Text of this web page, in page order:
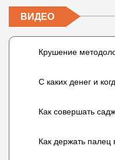
ВИДЕО
Крушение
С каких денег и
Как совершать
Как держать палец